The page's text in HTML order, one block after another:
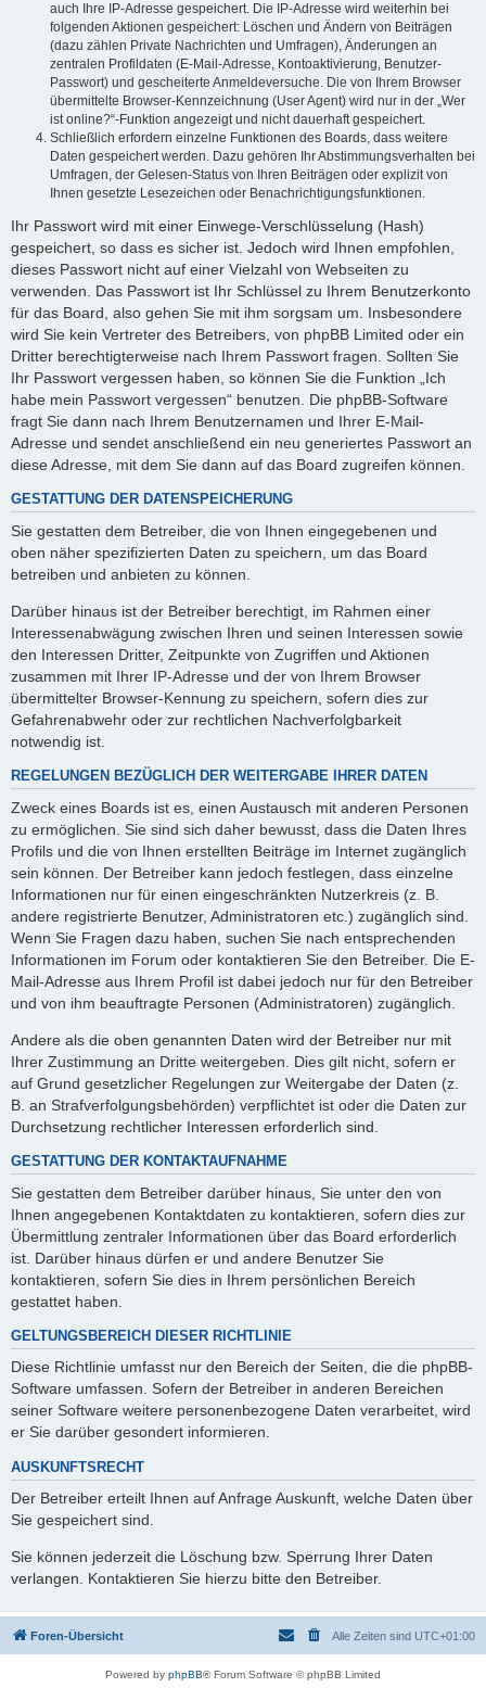
auch Ihre IP-Adresse gespeichert. Die IP-Adresse wird weiterhin bei
folgenden Aktionen gespeichert: Löschen und Ändern von Beiträgen
(dazu zählen Private Nachrichten und Umfragen), Änderungen an
zentralen Profildaten (E-Mail-Adresse, Kontoaktivierung, Benutzer-
Passwort) und gescheiterte Anmeldeversuche. Die von Ihrem Browser
übermittelte Browser-Kennzeichnung (User Agent) wird nur in der „Wer
ist online?“-Funktion angezeigt und nicht dauerhaft gespeichert.
Schließlich erfordern einzelne Funktionen des Boards, dass weitere
Daten gespeichert werden. Dazu gehören Ihr Abstimmungsverhalten bei
Umfragen, der Gelesen-Status von Ihren Beiträgen oder explizit von
Ihnen gesetzte Lesezeichen oder Benachrichtigungsfunktionen.
Ihr Passwort wird mit einer Einwege-Verschlüsselung (Hash)
gespeichert, so dass es sicher ist. Jedoch wird Ihnen empfohlen,
dieses Passwort nicht auf einer Vielzahl von Webseiten zu
verwenden. Das Passwort ist Ihr Schlüssel zu Ihrem Benutzerkonto
für das Board, also gehen Sie mit ihm sorgsam um. Insbesondere
wird Sie kein Vertreter des Betreibers, von phpBB Limited oder ein
Dritter berechtigterweise nach Ihrem Passwort fragen. Sollten Sie
Ihr Passwort vergessen haben, so können Sie die Funktion „Ich
habe mein Passwort vergessen“ benutzen. Die phpBB-Software
fragt Sie dann nach Ihrem Benutzernamen und Ihrer E-Mail-
Adresse und sendet anschließend ein neu generiertes Passwort an
diese Adresse, mit dem Sie dann auf das Board zugreifen können.
GESTATTUNG DER DATENSPEICHERUNG
Sie gestatten dem Betreiber, die von Ihnen eingegebenen und
oben näher spezifizierten Daten zu speichern, um das Board
betreiben und anbieten zu können.
Darüber hinaus ist der Betreiber berechtigt, im Rahmen einer
Interessenabwägung zwischen Ihren und seinen Interessen sowie
den Interessen Dritter, Zeitpunkte von Zugriffen und Aktionen
zusammen mit Ihrer IP-Adresse und der von Ihrem Browser
übermittelter Browser-Kennung zu speichern, sofern dies zur
Gefahrenabwehr oder zur rechtlichen Nachverfolgbarkeit
notwendig ist.
REGELUNGEN BEZÜGLICH DER WEITERGABE IHRER DATEN
Zweck eines Boards ist es, einen Austausch mit anderen Personen
zu ermöglichen. Sie sind sich daher bewusst, dass die Daten Ihres
Profils und die von Ihnen erstellten Beiträge im Internet zugänglich
sein können. Der Betreiber kann jedoch festlegen, dass einzelne
Informationen nur für einen eingeschränkten Nutzerkreis (z. B.
andere registrierte Benutzer, Administratoren etc.) zugänglich sind.
Wenn Sie Fragen dazu haben, suchen Sie nach entsprechenden
Informationen im Forum oder kontaktieren Sie den Betreiber. Die E-
Mail-Adresse aus Ihrem Profil ist dabei jedoch nur für den Betreiber
und von ihm beauftragte Personen (Administratoren) zugänglich.
Andere als die oben genannten Daten wird der Betreiber nur mit
Ihrer Zustimmung an Dritte weitergeben. Dies gilt nicht, sofern er
auf Grund gesetzlicher Regelungen zur Weitergabe der Daten (z.
B. an Strafverfolgungsbehörden) verpflichtet ist oder die Daten zur
Durchsetzung rechtlicher Interessen erforderlich sind.
GESTATTUNG DER KONTAKTAUFNAHME
Sie gestatten dem Betreiber darüber hinaus, Sie unter den von
Ihnen angegebenen Kontaktdaten zu kontaktieren, sofern dies zur
Übermittlung zentraler Informationen über das Board erforderlich
ist. Darüber hinaus dürfen er und andere Benutzer Sie
kontaktieren, sofern Sie dies in Ihrem persönlichen Bereich
gestattet haben.
GELTUNGSBEREICH DIESER RICHTLINIE
Diese Richtlinie umfasst nur den Bereich der Seiten, die die phpBB-
Software umfassen. Sofern der Betreiber in anderen Bereichen
seiner Software weitere personenbezogene Daten verarbeitet, wird
er Sie darüber gesondert informieren.
AUSKUNFTSRECHT
Der Betreiber erteilt Ihnen auf Anfrage Auskunft, welche Daten über
Sie gespeichert sind.
Sie können jederzeit die Löschung bzw. Sperrung Ihrer Daten
verlangen. Kontaktieren Sie hierzu bitte den Betreiber.
Foren-Übersicht Alle Zeiten sind UTC+01:00
Powered by phpBB® Forum Software © phpBB Limited